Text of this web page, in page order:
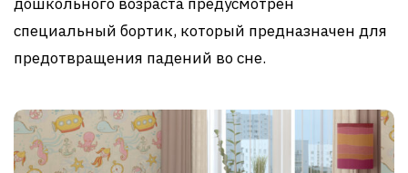
специальный бортик, который предназначен для
предотвращения падений во сне.